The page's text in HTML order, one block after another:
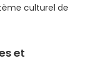
culturel de
et